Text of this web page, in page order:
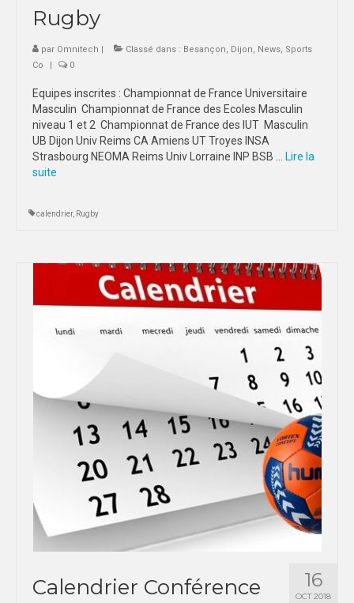
Rugby
par Omnitech | Classé dans : Besançon, Dijon, News, Sports
Co
| 0
Equipes inscrites : Championnat de France Universitaire
Masculin Championnat de France des Ecoles Masculin
niveau 1 et 2 Championnat de France des IUT Masculin
UB Dijon Univ Reims CA Amiens UT Troyes INSA
Strasbourg NEOMA Reims Univ Lorraine INP BSB …
Lire la
suite­­
calendrier, Rugby
16
OCT 2018
Calendrier Conférence